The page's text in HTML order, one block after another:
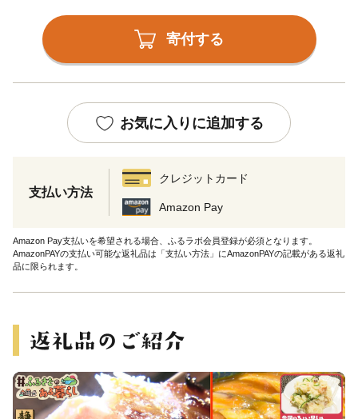
寄付する
お気に入りに追加する
支払い方法
クレジットカード
Amazon Pay
Amazon Pay支払いを希望される場合、ふるラボ会員登録が必須となります。
AmazonPAYの支払い可能な返礼品は「支払い方法」にAmazonPAYの記載がある返礼
品に限られます。